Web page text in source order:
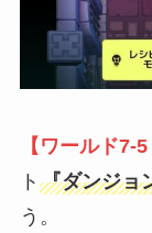
【ワールド7-
ト 『ダンジョ
う。